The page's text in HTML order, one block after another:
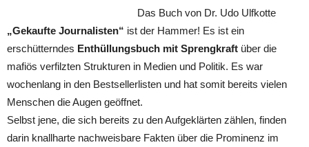
Das Buch von Dr. Udo Ulfkotte
„Gekaufte Journalisten“ ist der Hammer! Es ist ein
erschütterndes Enthüllungsbuch mit Sprengkraft über die
mafiös verfilzten Strukturen in Medien und Politik. Es war
wochenlang in den Bestsellerlisten und hat somit bereits vielen
Menschen die Augen geöffnet.
Selbst jene, die sich bereits zu den Aufgeklärten zählen, finden
darin knallharte nachweisbare Fakten über die Prominenz im